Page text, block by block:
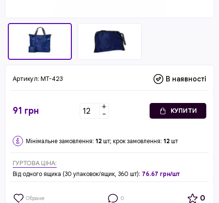
Артикул: MT-423 В наявності
91 грн +
- КУПИТИ
Мінімальне замовлення: 12 шт; крок замовлення: 12 шт
ГУРТОВА ЦІНА:
Від одного ящика (30 упаковок/ящик, 360 шт): 76.67 грн/шт
Обране 0 0